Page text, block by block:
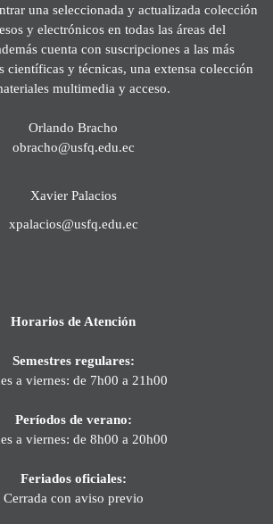
una seleccionada y actualizada colección
y electrónicos en todas las áreas del
cuenta con suscripciones a las más
científicas y técnicas, una extensa colección
multimedia y acceso.
Orlando Bracho
obracho@usfq.edu.ec
Xavier Palacios
xpalacios@usfq.edu.ec
Horarios de Atención
Semestres regulares:
a viernes: de 7h00 a 21h00
Períodos de verano:
a viernes: de 8h00 a 20h00
Feriados oficiales:
Cerrada con aviso previo